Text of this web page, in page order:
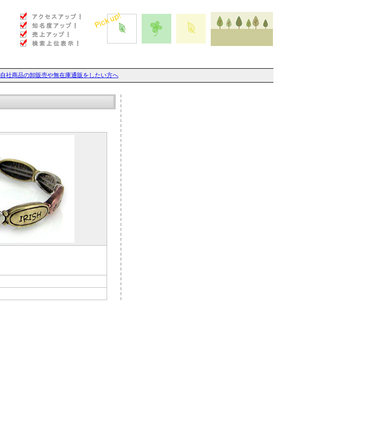
自社商品の卸販売や無在庫通販をしたい方へ